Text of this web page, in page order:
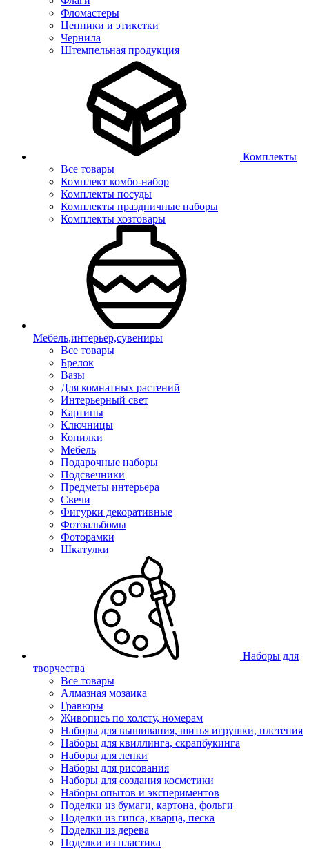
Фломастеры
Ценники и этикетки
Чернила
Штемпельная продукция
Комплекты
Все товары
Комплект комбо-набор
Комплекты посуды
Комплекты праздничные наборы
Комплекты хозтовары
Мебель,интерьер,сувениры
Все товары
Брелок
Вазы
Для комнатных растений
Интерьерный свет
Картины
Ключницы
Копилки
Мебель
Подарочные наборы
Подсвечники
Предметы интерьера
Свечи
Фигурки декоративные
Фотоальбомы
Фоторамки
Шкатулки
Наборы для
творчества
Все товары
Алмазная мозаика
Гравюры
Живопись по холсту, номерам
Наборы для вышивания, шитья игрушки, плетения
Наборы для квиллинга, скрапбукинга
Наборы для лепки
Наборы для рисования
Наборы для создания косметики
Наборы опытов и экспериментов
Поделки из бумаги, картона, фольги
Поделки из гипса, кварца, песка
Поделки из дерева
Поделки из пластика